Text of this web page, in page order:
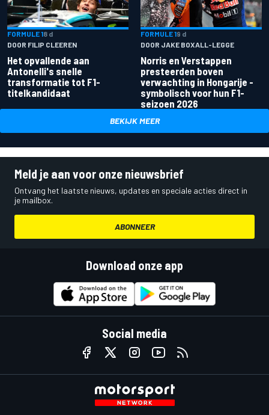
FORMULE 18 d
DOOR FILIP CLEEREN
Het opvallende aan
Antonelli's snelle
transformatie tot F1-
titelkandidaat
FORMULE 19 d
DOOR JAKE BOXALL-LEGGE
Norris en Verstappen
presteerden boven
verwachting in Hongarije -
symbolisch voor hun F1-
seizoen 2026
BEKIJK MEER
Meld je aan voor onze nieuwsbrief
Ontvang het laatste nieuws, updates en speciale acties direct in
je mailbox.
ABONNEER
Download onze app
Social media